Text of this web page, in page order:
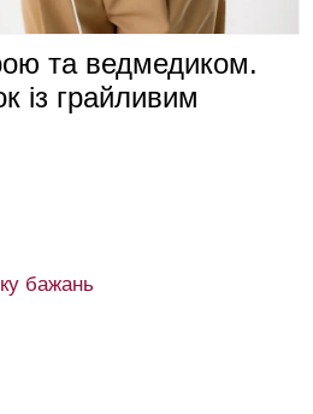
та ведмедиком.
із грайливим
бажань